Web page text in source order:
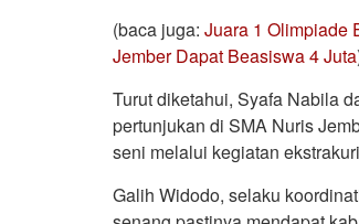
(baca juga: Juara 1 Olimpiade
Jember Dapat Beasiswa 4 Juta
Turut diketahui, Syafa Nabila
pertunjukan di SMA Nuris
seni melalui kegiatan
Galih Widodo, selaku